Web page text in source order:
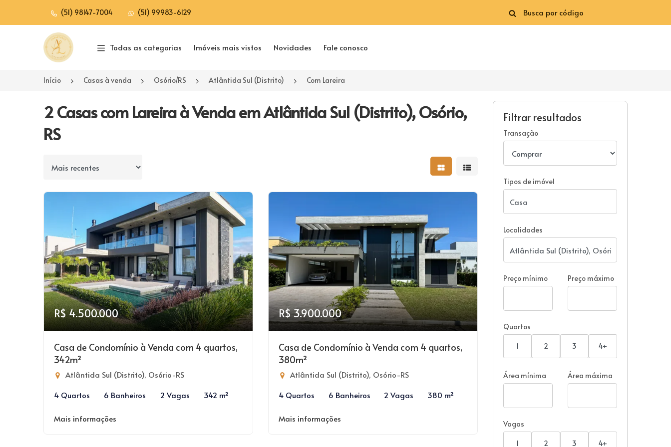
(51) 98147-7004 (51) 99983-6129
Página inicial
Todas as categorias Imóveis mais vistos Novidades Fale conosco
Início Casas à venda Osório/RS Atlântida Sul (Distrito) Com Lareira
2 Casas com Lareira à Venda em Atlântida Sul (Distrito), Osório,
RS
Ordenar por Mostrar resultados em grade
Mostrar resultados em lista
R$ 4.500.000
Casa de Condomínio à Venda com 4 quartos,
342m²
Atlântida Sul (Distrito), Osório-RS
4 Quartos
6 Banheiros 2 Vagas 342 m²
Mais informações
R$ 3.900.000
Casa de Condomínio à Venda com 4 quartos,
380m²
Atlântida Sul (Distrito), Osório-RS
4 Quartos
6 Banheiros 2 Vagas 380 m²
Mais informações
Filtrar resultados
Transação
Tipos de imóvel
Localidades
Preço mínimo Preço máximo
Quartos
1 2 3 4+
Área mínima Área máxima
Vagas
1 2 3 4+